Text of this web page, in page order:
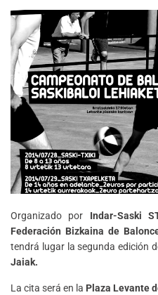
Organizado por Indar-Saski
Federación Bizkaina de
tendrá lugar la segunda edición
Jaiak.
La cita será en la Plaza Levante